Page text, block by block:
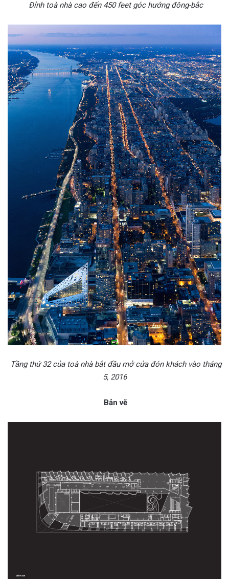
Đỉnh toà nhà cao đến 450 feet góc hướng đông-bắc
Tầng thứ 32 của toà nhà bắt đầu mở cửa đón khách vào tháng
5, 2016
Bản vẽ